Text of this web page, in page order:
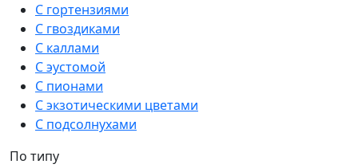
С гортензиями
С гвоздиками
С каллами
С эустомой
С пионами
С экзотическими цветами
С подсолнухами
По типу